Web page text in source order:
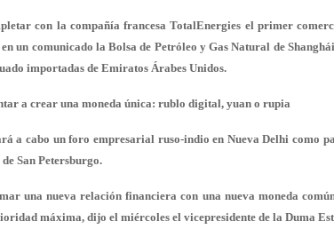
con la compañía francesa TotalEnergies el primer
un comunicado la Bolsa de Petróleo y Gas Natural de
importadas de Emiratos Árabes Unidos.
a crear una moneda única: rublo digital, yuan o rupia
a cabo un foro empresarial ruso-indio en Nueva Delhi como
San Petersburgo.
una nueva relación financiera con una nueva moneda
máxima, dijo el miércoles el vicepresidente de la Duma